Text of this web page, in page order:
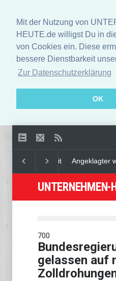
Mit der Nutzung von
HEUTE.de willigst Du in
von Cookies ein. Diese
bessere Dienstbarkeit
Zur Datenschutzerklärung
OK
Angeklagter
UNTERNEHMEN-
700
gelassen auf